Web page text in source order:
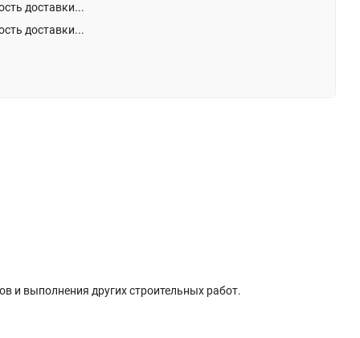
доставки...
доставки...
и выполнения других строительных работ.